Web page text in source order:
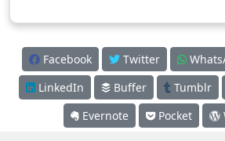
Facebook Twitter
LinkedIn
Buffer Tumblr
Evernote
Pocket